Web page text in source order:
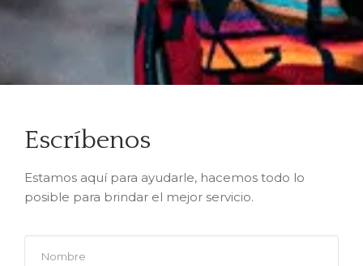
Escríbenos
Estamos aquí para ayudarle, hacemos todo lo
posible para brindar el mejor servicio.